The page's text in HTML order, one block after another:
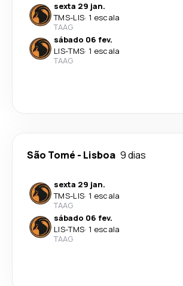
sexta 29 jan.
TMS-LIS· 1 escala
TAAG
sábado 06 fev.
LIS-TMS· 1 escala
TAAG
São Tomé - Lisboa 9 dias
sexta 29 jan.
TMS-LIS· 1 escala
TAAG
sábado 06 fev.
LIS-TMS· 1 escala
TAAG